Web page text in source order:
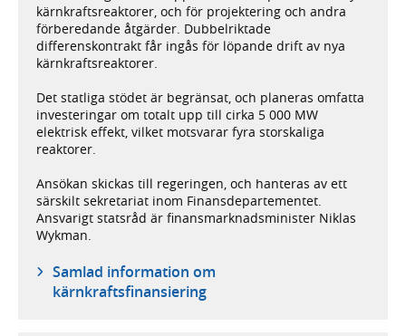
kärnkraftsreaktorer, och för projektering och andra
förberedande åtgärder. Dubbelriktade
differenskontrakt får ingås för löpande drift av nya
kärnkraftsreaktorer.
Det statliga stödet är begränsat, och planeras omfatta
investeringar om totalt upp till cirka 5 000 MW
elektrisk effekt, vilket motsvarar fyra storskaliga
reaktorer.
Ansökan skickas till regeringen, och hanteras av ett
särskilt sekretariat inom Finansdepartementet.
Ansvarigt statsråd är finansmarknadsminister Niklas
Wykman.
Samlad information om
kärnkraftsfinansiering